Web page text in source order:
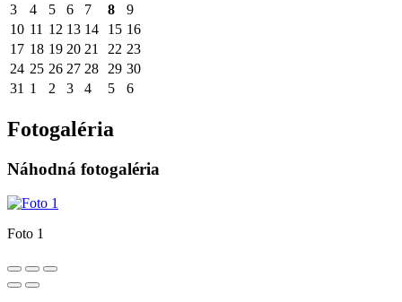
3
4 5 6 7 8
9
10 11 12 13 14 15 16
17 18 19 20 21 22 23
24 25 26 27 28 29 30
31 1 2 3 4 5 6
Fotogaléria
Náhodná fotogaléria
Foto 1